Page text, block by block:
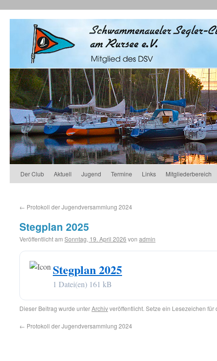
Der Club Aktuell Jugend Termine Links Mitgliederbereich
← Protokoll der Jugendversammlung 2024
Stegplan 2025
Veröffentlicht am Sonntag, 19. April 2026 von admin
Stegplan 2025
1 Datei(en) 161 kB
Dieser Beitrag wurde unterArchivveröffentlicht. Setze ein Lesezeichen für
← Protokoll der Jugendversammlung 2024